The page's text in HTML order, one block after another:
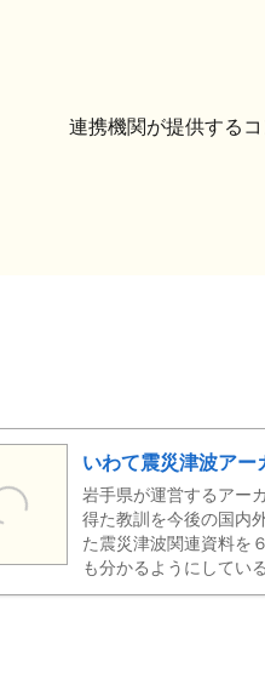
連携機関が提供するコ
いわて震災津波アー
岩手県が運営するアー
得た教訓を今後の国内
た震災津波関連資料を
も分かるようにしている